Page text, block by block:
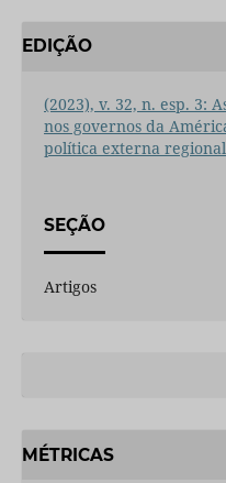
EDIÇÃO
(2023), v. 32, n. esp. 3:
nos governos da
política externa regional
SEÇÃO
Artigos
MÉTRICAS